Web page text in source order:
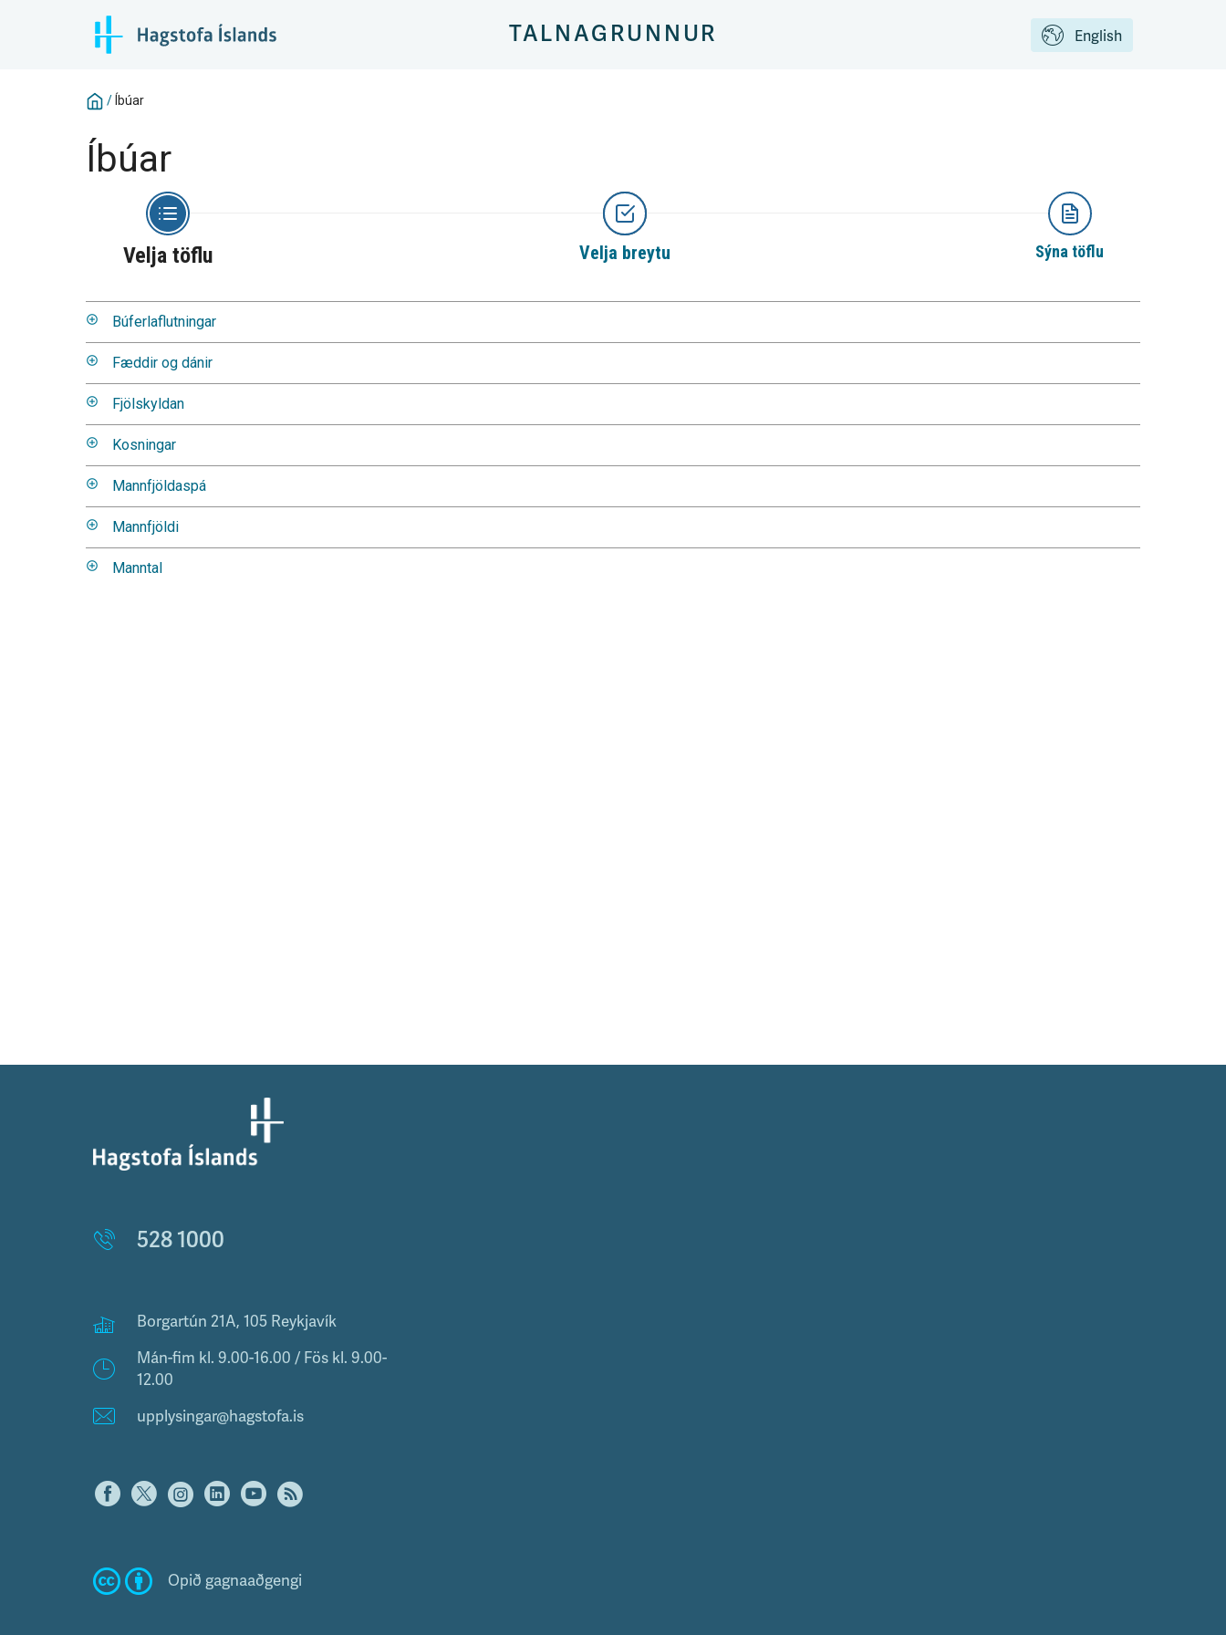
TALNAGRUNNUR English
/ Íbúar
Íbúar
Velja töflu Velja breytu Sýna töflu
Búferlaflutningar
Fæddir og dánir
Fjölskyldan
Kosningar
Mannfjöldaspá
Mannfjöldi
Manntal
528 1000
Borgartún 21A, 105 Reykjavík
Mán-fim kl. 9.00-16.00 / Fös kl. 9.00-
12.00
upplysingar@hagstofa.is
Opið gagnaaðgengi